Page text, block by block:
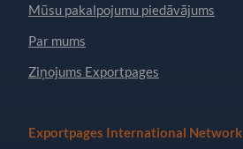
Mūsu pakalpojumu piedāvājums
Par mums
Ziņojums Exportpages
Exportpages International Network